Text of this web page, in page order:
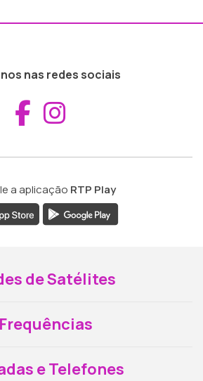
nas redes sociais
Aceder ao
a aplicação RTP Play
de Satélites
Frequências
e Telefones